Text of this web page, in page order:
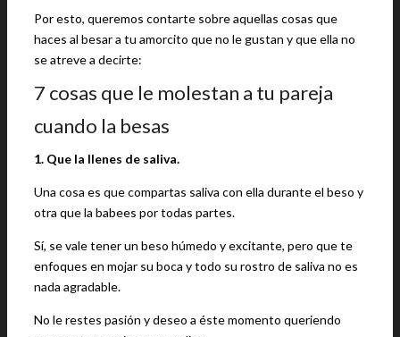
Por esto, queremos contarte sobre aquellas cosas que
haces al besar a tu amorcito que no le gustan y que ella no
se atreve a decirte:
7 cosas que le molestan a tu pareja
cuando la besas
1. Que la llenes de saliva.
Una cosa es que compartas saliva con ella durante el beso y
otra que la babees por todas partes.
Sí, se vale tener un beso húmedo y excitante, pero que te
enfoques en mojar su boca y todo su rostro de saliva no es
nada agradable.
No le restes pasión y deseo a éste momento queriendo